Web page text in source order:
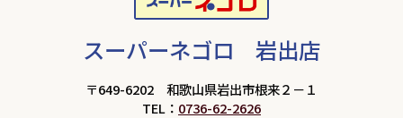
スーパーネゴロ 岩出店
〒649-6202 和歌山県岩出市根来２－１
TEL： 0736-62-2626